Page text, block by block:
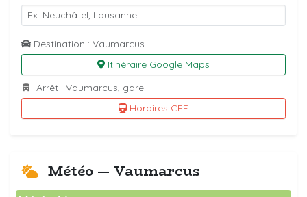
Destination : Vaumarcus
Itinéraire Google Maps
Arrêt : Vaumarcus, gare
Horaires CFF
Météo — Vaumarcus